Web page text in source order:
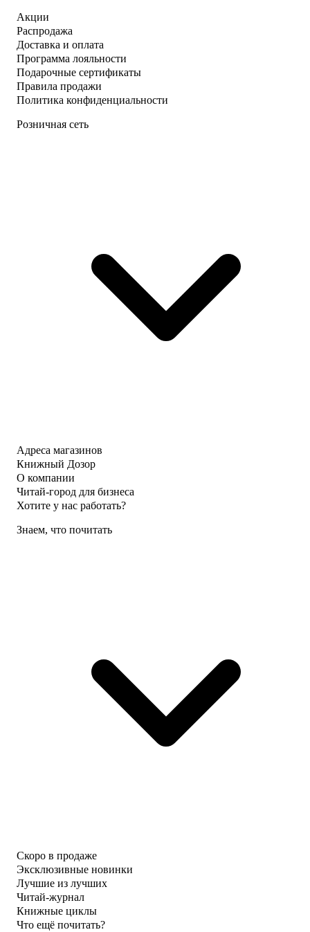
Акции
Распродажа
Доставка и оплата
Программа лояльности
Подарочные сертификаты
Правила продажи
Политика конфиденциальности
Розничная сеть
Адреса магазинов
Книжный Дозор
О компании
Читай-город для бизнеса
Хотите у нас работать?
Знаем, что почитать
Скоро в продаже
Эксклюзивные новинки
Лучшие из лучших
Читай-журнал
Книжные циклы
Что ещё почитать?